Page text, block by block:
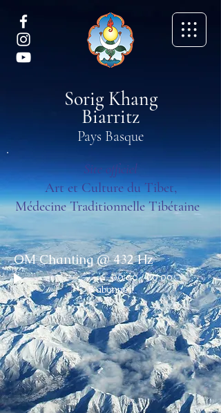
Sorig Khang
Biarritz
Pays Basque
S'abonner
OM Chanting @ 432 Hz
00:00/00:00
Site officiel
Art et Culture du Tibet,
Médecine Traditionnelle Tibétaine